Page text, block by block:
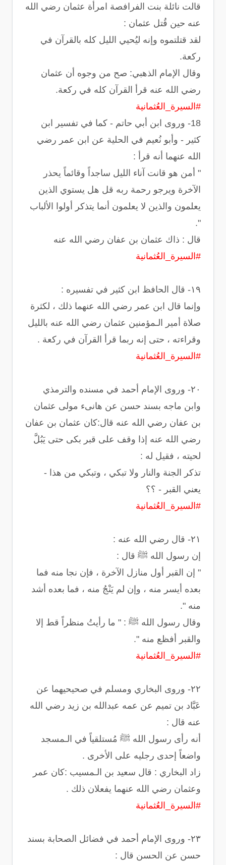
‏قالت نائلة بنت الفرافصة امرأة عثمان رضي الله
عنه حين قُتل عثمان :
‏لقد قتلتموه وإنه ليُحيي الليل كله بالقرآن في
ركعة.
وقال الإمام الذهبي: ‏صح من وجوه أن عثمان
رضي الله عنه قرأ القرآن كله في ركعة.
#السيرة_العُثمانية
18- وروى ابن أبي حاتم - كما في تفسير ابن
كثير - وأبو نُعيم في الحلية عن ابن عمر رضي
الله عنهما أنه قرأ :
‏" أمن هو قانت آناء الليل ساجداً وقائماً يحذر
الآخرة ويرجو رحمة ربه قل هل يستوي الذين
يعلمون والذين لا يعلمون أنما يتذكر أولوا الألباب
".
‏قال : ذاك عثمان بن عفان رضي الله عنه
#السيرة_العُثمانية
‏وإنما قال ابن عمر رضي الله عنهما ذلك ، لكثرة
صلاة أمير الـمؤمنين عثمان رضي الله عنه بالليل
وقراءته ، حتى إنه ربما قرأ القرآن في ركعة .
#السيرة_العُثمانية
‏٢٠- وروى الإمام أحمد في مسنده والترمذي
وابن ماجه بسند حسن عن هانىء مولى عثمان
بن عفان رضي الله عنه قال:‏كان عثمان بن عفان
رضي الله عنه إذا وقف على قبر بكى حتى يَبُلَّ
لحيته ، فقيل له :
‏تذكر الجنة والنار ولا تبكي ، وتبكي من هذا -
يعني القبر - ؟؟
#السيرة_العُثمانية
‏إن رسول الله ﷺ قال :
‏" إن القبر أول منازل الآخرة ، فإن نجا منه فما
بعده أيسر منه ، وإن لم يَنْجُ منه ، فما بعده أشد
منه ".
‏وقال رسول الله ﷺ : ‏" ما رأيتُ منظراً قط إلا
والقبر أفظع منه ".
#السيرة_العُثمانية
‏٢٢- وروى البخاري ومسلم في صحيحيهما عن
عَبَّاد بن تميم عن عمه عبدالله بن زيد رضي الله
عنه قال :
‏أنه رأى رسول الله ﷺ مُستلقياً في الـمسجد
واضعاً إحدى رجليه على الأخرى .
‏زاد البخاري : قال سعيد بن الـمسيب :‏كان عمر
وعثمان رضي الله عنهما يفعلان ذلك .
#السيرة_العُثمانية
‏٢٣- وروى الإمام أحمد في فضائل الصحابة بسند
حسن عن الحسن قال :